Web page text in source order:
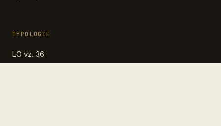
TYPOLOGIE
LO vz. 36